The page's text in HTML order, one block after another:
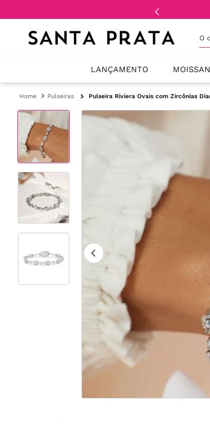
LANÇAMENTO
Pulseiras Pulseira Riviera Ovais com Zircônias